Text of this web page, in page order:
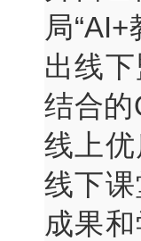
局
出线
结合
线上
线下
成果